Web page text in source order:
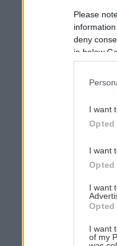
Please
deny
in below
I want
Opted
I want
Opted
I want
Opted
I want
of my